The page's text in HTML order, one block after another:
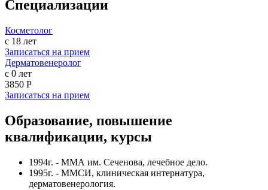
Специализации
Косметолог
с 18 лет
Записаться на прием
Дерматовенеролог
с 0 лет
3850 Р
Записаться на прием
Образование, повышение
квалификации, курсы
1994г. - ММА им. Сеченова, лечебное дело.
1995г. - ММСИ, клиническая интернатура,
дерматовенерология.